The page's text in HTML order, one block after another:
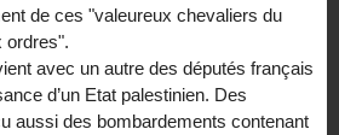
de ces "valeureux chevaliers du
ordres".
avec un autre des députés français
d’un Etat palestinien. Des
aussi des bombardements contenant